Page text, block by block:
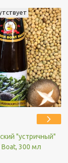
"устричный"
Boat, 300 мл